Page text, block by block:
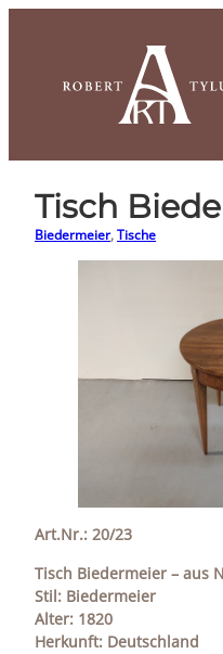
Tisch
Biedermeier, Tische
Art.Nr.: 20/23
Tisch Biedermeier – aus
Stil: Biedermeier
Alter: 1820
Herkunft: Deutschland